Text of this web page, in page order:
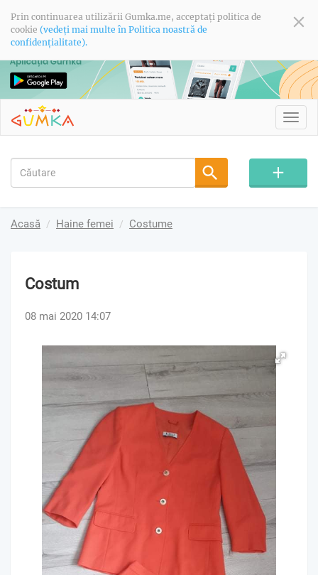
Prin continuarea utilizării Gumka.me, acceptați politica de
cookie (vedeți mai multe în Politica noastră de
confidențialitate).
Acasă Haine femei Costume
Costum
08 mai 2020 14:07